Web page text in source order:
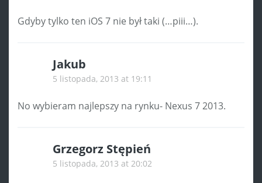
Gdyby tylko ten iOS 7 nie był taki (…piii…).
Jakub
5 listopada, 2013 at 19:11
No wybieram najlepszy na rynku- Nexus 7 2013.
Grzegorz Stępień
5 listopada, 2013 at 20:02